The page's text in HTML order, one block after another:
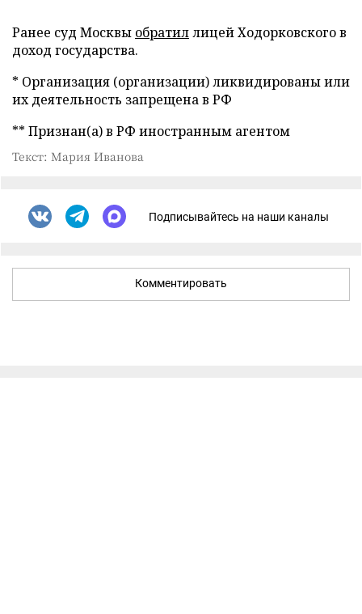
Ранее суд Москвы обратиллицей Ходорковского в
доход государства.
* Организация (организации) ликвидированы или
их деятельность запрещена в РФ
** Признан(а) в РФ иностранным агентом
Текст: Мария Иванова
Подписывайтесь на наши каналы
Комментировать